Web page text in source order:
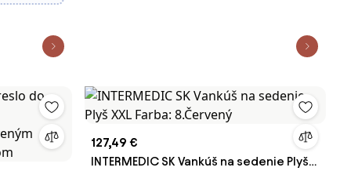
127,49 €
INTERMEDIC SK Vankúš na sedenie Plyš